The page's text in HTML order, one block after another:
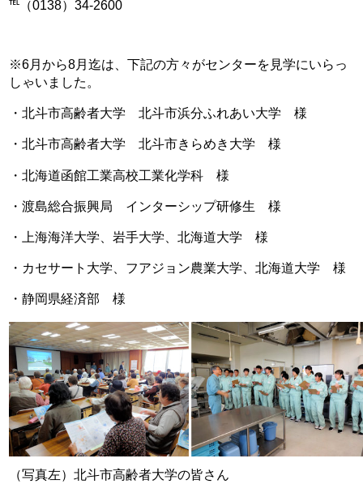
℡（0138）34-2600
※6月から8月迄は、下記の方々がセンターを見学にいらっ
しゃいました。
・北斗市高齢者大学 北斗市浜分ふれあい大学 様
・北斗市高齢者大学 北斗市きらめき大学 様
・北海道函館工業高校工業化学科 様
・渡島総合振興局 インターシップ研修生 様
・上海海洋大学、岩手大学、北海道大学 様
・カセサート大学、フアジョン農業大学、北海道大学 様
・静岡県経済部 様
（写真左）北斗市高齢者大学の皆さん